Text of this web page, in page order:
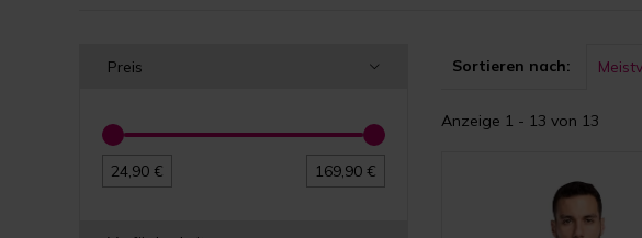
Preis
24,90 € 169,90 €
Sortieren nach:
Anzeige 1 - 13 von 13